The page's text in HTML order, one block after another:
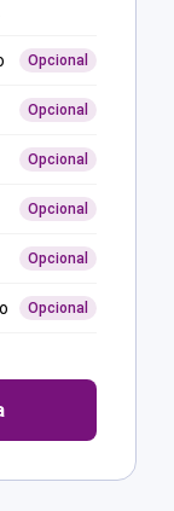
Opcional
Opcional
Opcional
Opcional
Opcional
Opcional